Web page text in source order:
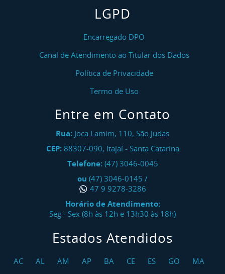
LGPD
Encarregado DPO
Canal de Atendimento ao Titular dos Dados
Política de Privacidade
Termo de Uso
Entre em Contato
Rua: Joca Lamim, 110, São Judas
CEP: 88307-090, Itajaí- Santa Catarina
Telefone: (47) 3046-0045
ou (47) 3046-0145 /
47 9 9278-3286
Horário de Atendimento:
Seg - Sex (8h às 12h e 13h30 às 18h)
Estados Atendidos
AC AL AM AP BA CE ES GO
MA